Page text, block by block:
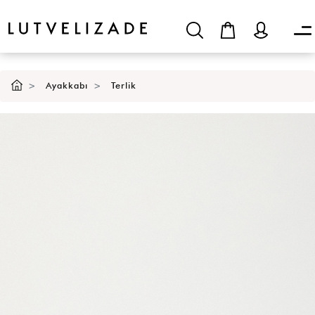
Ayakkabı Terlik